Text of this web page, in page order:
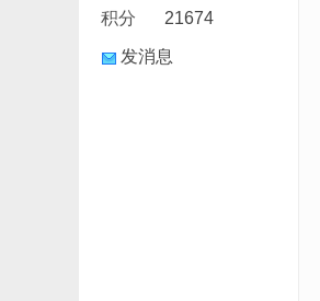
积分 21674
发消息